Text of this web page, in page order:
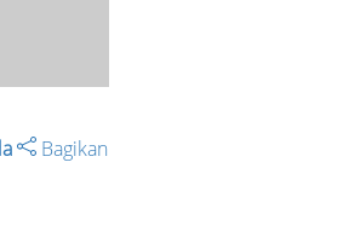
Bagikan